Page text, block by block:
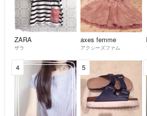
ZARA
ザラ
axes femme
アクシーズファム
4 5